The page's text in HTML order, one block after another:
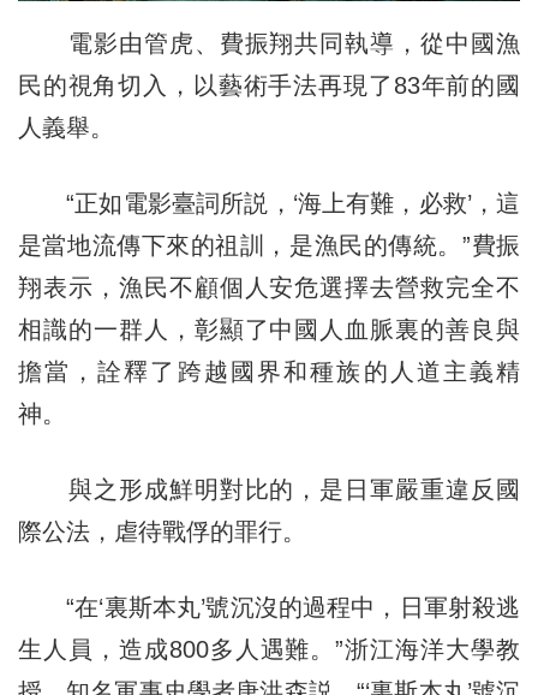
電影由管虎、費振翔共同執導，從中國漁
民的視角切入，以藝術手法再現了83年前的國
人義舉。
“正如電影臺詞所説，‘海上有難，必救’，這
是當地流傳下來的祖訓，是漁民的傳統。”費振
翔表示，漁民不顧個人安危選擇去營救完全不
相識的一群人，彰顯了中國人血脈裏的善良與
擔當，詮釋了跨越國界和種族的人道主義精
神。
與之形成鮮明對比的，是日軍嚴重違反國
際公法，虐待戰俘的罪行。
“在‘裏斯本丸’號沉沒的過程中，日軍射殺逃
生人員，造成800多人遇難。”浙江海洋大學教